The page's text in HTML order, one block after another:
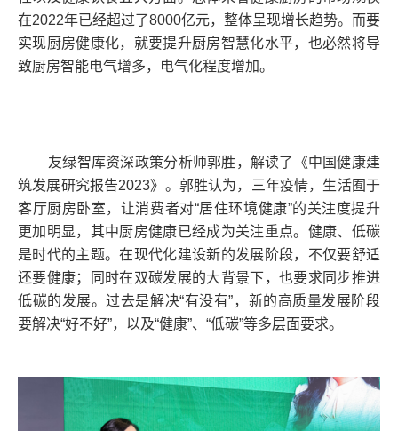
在2022年已经超过了8000亿元，整体呈现增长趋势。而要
实现厨房健康化，就要提升厨房智慧化水平，也必然将导
致厨房智能电气增多，电气化程度增加。
友绿智库资深政策分析师郭胜，解读了《中国健康建
筑发展研究报告2023》。郭胜认为，三年疫情，生活囿于
客厅厨房卧室，让消费者对“居住环境健康”的关注度提升
更加明显，其中厨房健康已经成为关注重点。健康、低碳
是时代的主题。在现代化建设新的发展阶段，不仅要舒适
还要健康；同时在双碳发展的大背景下，也要求同步推进
低碳的发展。过去是解决“有没有”，新的高质量发展阶段
要解决“好不好”，以及“健康”、“低碳”等多层面要求。